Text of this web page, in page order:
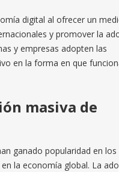
digital al ofrecer un
y promover la
y empresas adopten las
en la forma en que
masiva de
ganado popularidad en los
la economía global. La